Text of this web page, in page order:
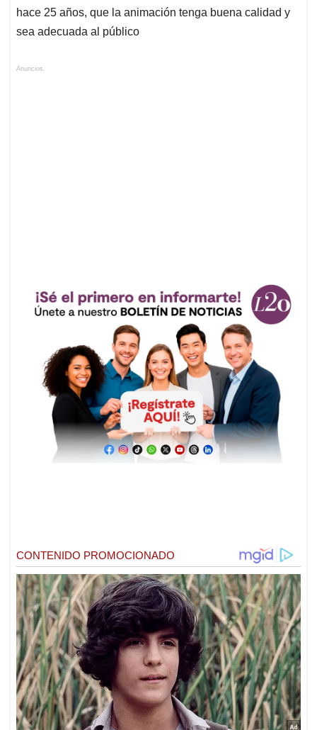
hace 25 años, que la animación tenga buena calidad y
sea adecuada al público
Anuncios.